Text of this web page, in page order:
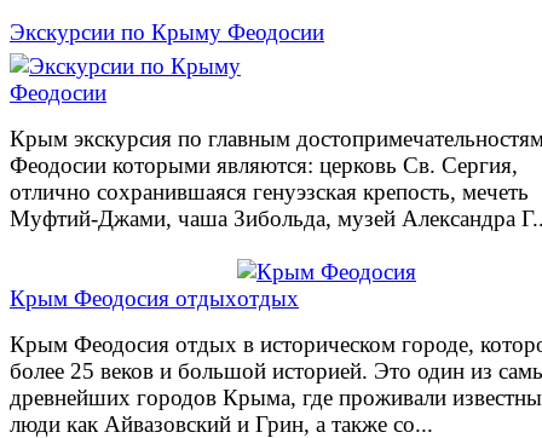
Экскурсии по Крыму Феодосии
Крым экскурсия по главным
Феодосии которыми являются: церковь Св. Сергия,
отлично сохранившаяся генуэзская крепость, мечеть
Муфтий-Джами, чаша Зибольда, музей Александра
Крым Феодосия отдых
Крым Феодосия отдых в историческом городе,
более 25 веков и большой историей. Это один из
древнейших городов Крыма, где проживали
люди как Айвазовский и Грин, а также со...